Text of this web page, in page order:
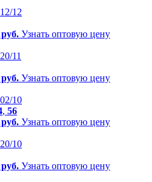
12
Узнать оптовую цену
11
Узнать оптовую цену
10
, 56
Узнать оптовую цену
10
Узнать оптовую цену